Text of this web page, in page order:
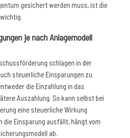
gesichert werden muss, ist die
je nach Anlagemodell
schlagen in der
steuerliche Einsparungen zu
die Einzahlung in das
Auszahlung. So kann selbst bei
eine steuerliche Wirkung
die Einsparung ausfällt, hängt vom
ab.